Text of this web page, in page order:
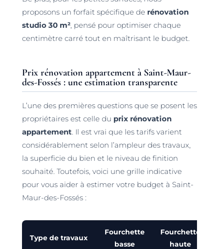
proposons un forfait spécifique de rénovation
studio 30 m², pensé pour optimiser chaque
centimètre carré tout en maîtrisant le budget.
Prix rénovation appartement à Saint-Maur-
des-Fossés : une estimation transparente
L’une des premières questions que se posent les
propriétaires est celle du prix rénovation
appartement. Il est vrai que les tarifs varient
considérablement selon l’ampleur des travaux,
la superficie du bien et le niveau de finition
souhaité. Toutefois, voici une grille indicative
pour vous aider à estimer votre budget à Saint-
Maur-des-Fossés :
Type de travaux
Fourchette
basse
Fourchette
haute